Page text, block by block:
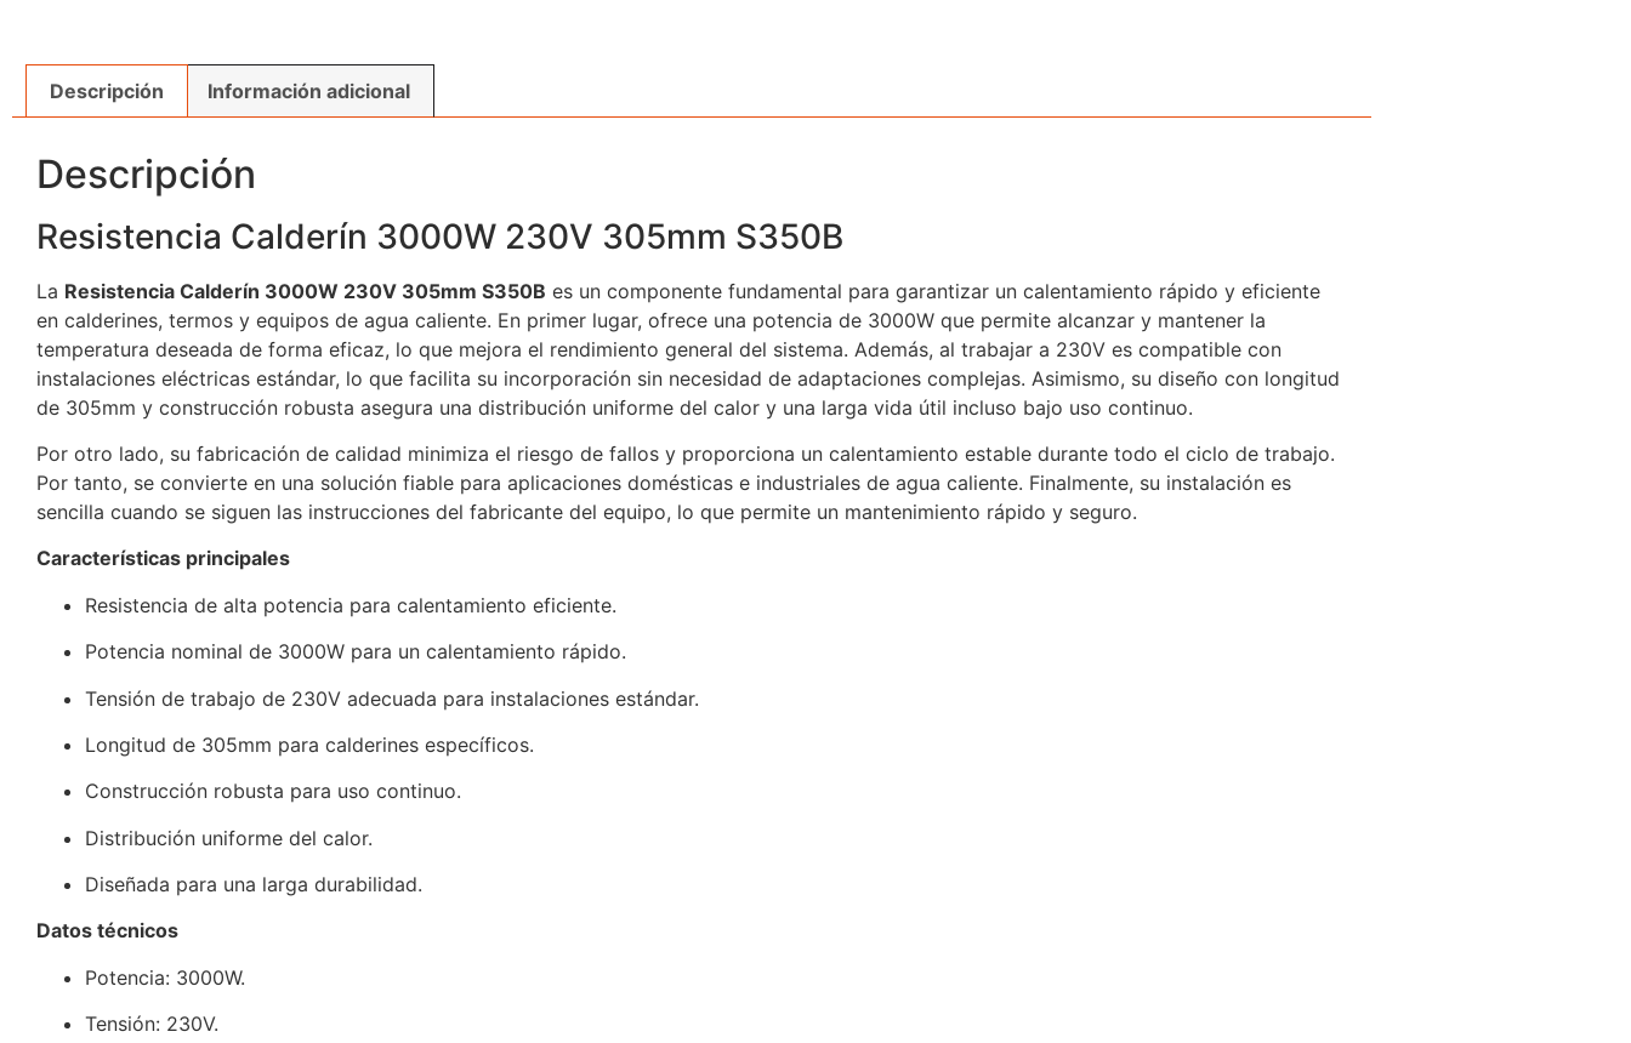
Descripción Información adicional
Descripción
Resistencia Calderín 3000W 230V 305mm S350B
La Resistencia Calderín 3000W 230V 305mm S350B es un componente fundamental para garantizar un calentamiento rápido y eficiente
en calderines, termos y equipos de agua caliente. En primer lugar, ofrece una potencia de 3000W que permite alcanzar y mantener la
temperatura deseada de forma eficaz, lo que mejora el rendimiento general del sistema. Además, al trabajar a 230V es compatible con
instalaciones eléctricas estándar, lo que facilita su incorporación sin necesidad de adaptaciones complejas. Asimismo, su diseño con longitud
de 305mm y construcción robusta asegura una distribución uniforme del calor y una larga vida útil incluso bajo uso continuo.
Por otro lado, su fabricación de calidad minimiza el riesgo de fallos y proporciona un calentamiento estable durante todo el ciclo de trabajo.
Por tanto, se convierte en una solución fiable para aplicaciones domésticas e industriales de agua caliente. Finalmente, su instalación es
sencilla cuando se siguen las instrucciones del fabricante del equipo, lo que permite un mantenimiento rápido y seguro.
Características principales
Resistencia de alta potencia para calentamiento eficiente.
Potencia nominal de 3000W para un calentamiento rápido.
Tensión de trabajo de 230V adecuada para instalaciones estándar.
Longitud de 305mm para calderines específicos.
Construcción robusta para uso continuo.
Distribución uniforme del calor.
Diseñada para una larga durabilidad.
Datos técnicos
Potencia: 3000W.
Tensión: 230V.